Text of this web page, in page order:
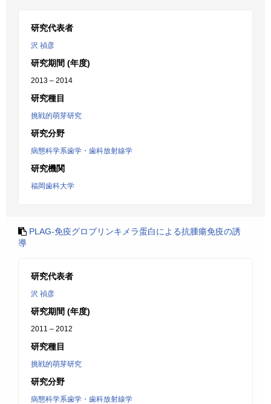
研究代表者
沢 禎彦
研究期間 (年度)
2013 – 2014
研究種目
挑戦的萌芽研究
研究分野
病態科学系歯学・歯科放射線学
研究機関
福岡歯科大学
PLAG-免疫グロブリンキメラ蛋白による抗腫瘍免疫の誘
導
研究代表者
沢 禎彦
研究期間 (年度)
2011 – 2012
研究種目
挑戦的萌芽研究
研究分野
病態科学系歯学・歯科放射線学